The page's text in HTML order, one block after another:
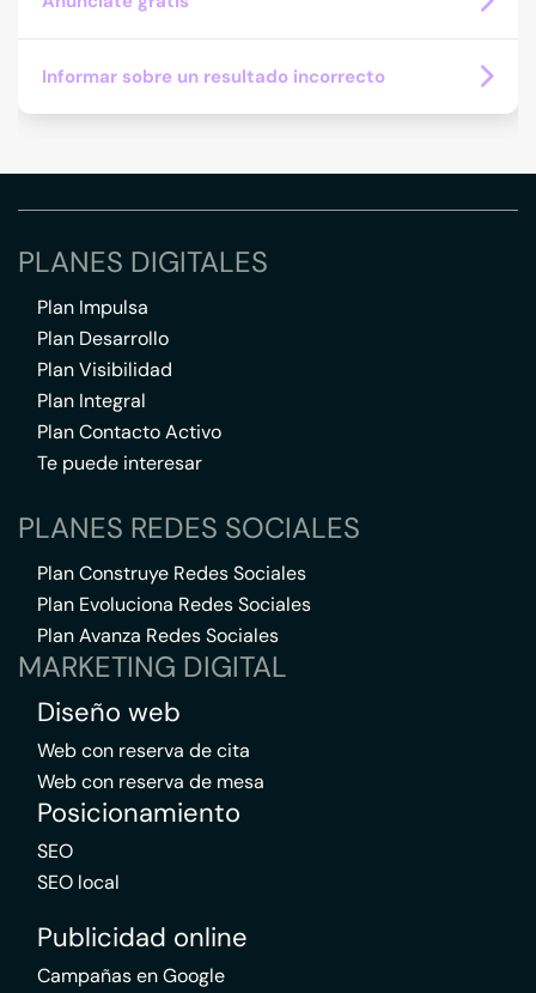
Informar sobre un resultado incorrecto
PLANES DIGITALES
Plan Impulsa
Plan Desarrollo
Plan Visibilidad
Plan Integral
Plan Contacto Activo
Te puede interesar
PLANES REDES SOCIALES
Plan Construye Redes Sociales
Plan Evoluciona Redes Sociales
Plan Avanza Redes Sociales
MARKETING DIGITAL
Diseño web
Web con reserva de cita
Web con reserva de mesa
Posicionamiento
SEO
SEO local
Publicidad online
Campañas en Google